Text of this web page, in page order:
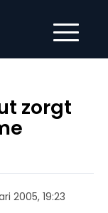
zorgt
2005, 19:23